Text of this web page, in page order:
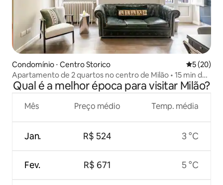
Condomínio ⋅ Centro Storico 5 de uma
5 (20)
Apartamento de 2 quartos no centro de Milão • 15 min do
Duomo • Varanda
Qual é a melhor época para visitar Milão?
Mês
Jan.
Fev.
Preço médio
R$ 524
R$ 671
Temp. média
3 °C
5 °C